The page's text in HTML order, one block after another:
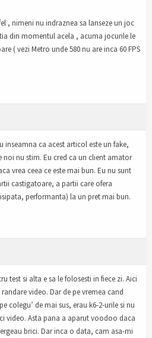
, nimeni nu indraznea sa lanseze un joc
din momentul acela , acuma jocurile le
( vezi Metro unde 580 nu are inca 60 FPS
inseamna ca acest articol este un fake,
noi nu stim. Eu cred ca un client amator
vrea ceea ce este mai bun. Eu nu sunt
castigatoare, a partii care ofera
performanta) la un pret mai bun.
test si alta e sa le folosesti in fiece zi. Aici
video. Dar de pe vremea cand
colegu’ de mai sus, erau k6-2-urile si nu
video. Asta pana a aparut voodoo daca
brici. Dar inca o data, cam asa-mi